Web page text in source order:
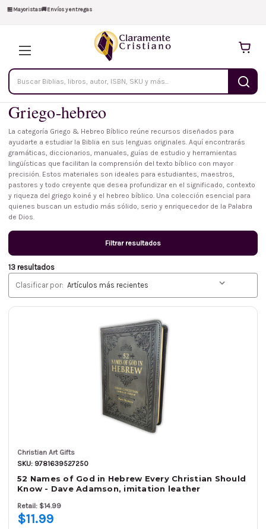
🏪Mayoristas🚚Envíos y entregas
Buscar
productos
Griego-hebreo
La categoría Griego & Hebreo Bíblico reúne recursos diseñados para
ayudarte a estudiar la Biblia en sus lenguas originales. Aquí encontrarás
gramáticas, diccionarios, manuales, guías de estudio y herramientas
lingüísticas que facilitan la comprensión del texto bíblico con mayor
precisión. Estos materiales son ideales para estudiantes, maestros,
pastores y todo creyente que desea profundizar en el significado, contexto
y riqueza del griego koiné y el hebreo bíblico. Una colección esencial para
quienes buscan un estudio más sólido, serio y enriquecedor de la Palabra
de Dios.
Filtrar resultados
13 resultados
Clasificar por:
Christian Art Gifts
SKU: 9781639527250
52 Names of God in Hebrew Every Christian Should
Know - Dave Adamson, imitation leather
Retail: $14.99
$11.99